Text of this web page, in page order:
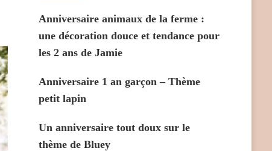
Anniversaire animaux de la ferme :
une décoration douce et tendance pour
les 2 ans de Jamie
Anniversaire 1 an garçon – Thème
petit lapin
Un anniversaire tout doux sur le
thème de Bluey